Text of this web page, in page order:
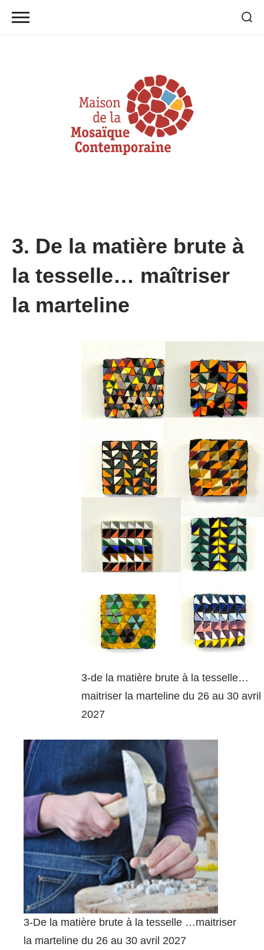
3. De la matière brute à
la tesselle… maîtriser
la marteline
3-de la matière brute à la tesselle…
maitriser la marteline du 26 au 30 avril
2027
3-De la matière brute à la tesselle …maitriser
la marteline du 26 au 30 avril 2027